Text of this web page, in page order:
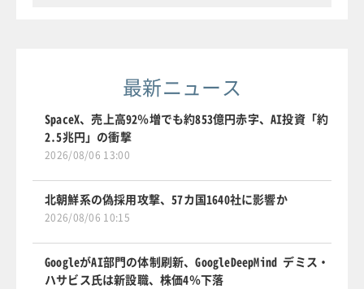
最新ニュース
SpaceX、売上高92％増でも約853億円赤字、AI投資「約
2.5兆円」の衝撃
2026/08/06 13:00
北朝鮮系の偽採用攻撃、57カ国1640社に影響か
2026/08/06 10:15
GoogleがAI部門の体制刷新、GoogleDeepMind デミス・
ハサビス氏は新設職、株価4％下落